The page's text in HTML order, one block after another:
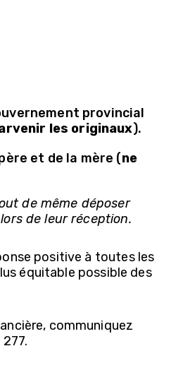
provincial
les originaux).
et de la mère (ne
de même déposer
de leur réception.
positive à toutes les
équitable possible des
communiquez